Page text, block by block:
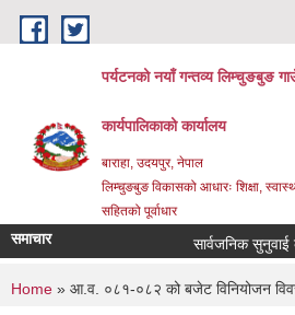
Skip to main content
पर्यटनको नयाँ गन्तव्य लिम्चुङबुङ
कार्यपालिकाको कार्यालय
बाराहा, उदयपुर, नेपाल
लिम्चुङबुङ विकासको आधारः शिक्षा,
सहितको पूर्वाधार
समाचार सार्वजनिक सुनुवाई
You are here
Home » आ.व. ०८१-०८२ को बजेट विनियोजन